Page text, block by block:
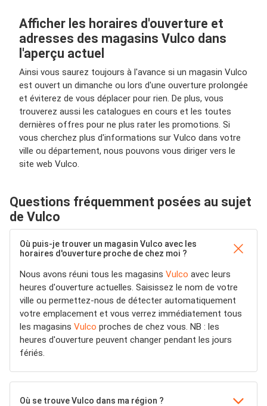
Afficher les horaires d'ouverture et
adresses des magasins Vulco dans
l'aperçu actuel
Ainsi vous saurez toujours à l'avance si un magasin Vulco
est ouvert un dimanche ou lors d'une ouverture prolongée
et éviterez de vous déplacer pour rien. De plus, vous
trouverez aussi les catalogues en cours et les toutes
dernières offres pour ne plus rater les promotions. Si
vous cherchez plus d'informations sur Vulco dans votre
ville ou département, nous pouvons vous diriger vers le
site web Vulco.
Questions fréquemment posées au sujet
de Vulco
Où puis-je trouver un magasin Vulco avec les
horaires d'ouverture proche de chez moi ?
Nous avons réuni tous les magasins Vulco avec leurs
heures d'ouverture actuelles. Saisissez le nom de votre
ville ou permettez-nous de détecter automatiquement
votre emplacement et vous verrez immédiatement tous
les magasins Vulco proches de chez vous. NB : les
heures d'ouverture peuvent changer pendant les jours
fériés.
Où se trouve Vulco dans ma région ?